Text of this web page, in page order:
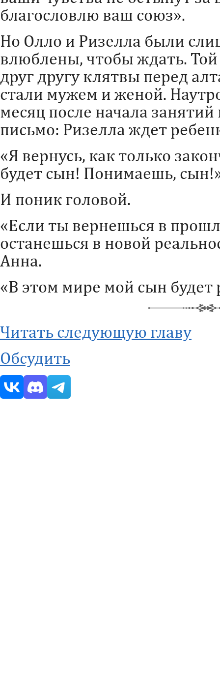
благословлю ваш союз».
Но Олло и Ризелла были
влюблены, чтобы ждать.
друг другу клятвы перед
стали мужем и женой.
месяц после начала
письмо: Ризелла ждет
«Я вернусь, как только
будет сын! Понимаешь,
И поник головой.
«Если ты вернешься в
останешься в новой
Анна.
«В этом мире мой сын будет
Читать следующую главу
Обсудить